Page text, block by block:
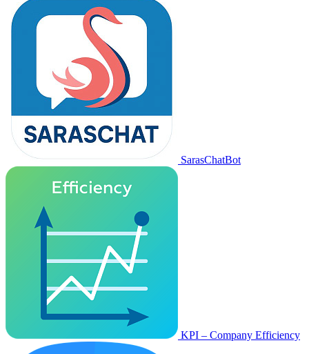
SarasChatBot
KPI – Company Efficiency